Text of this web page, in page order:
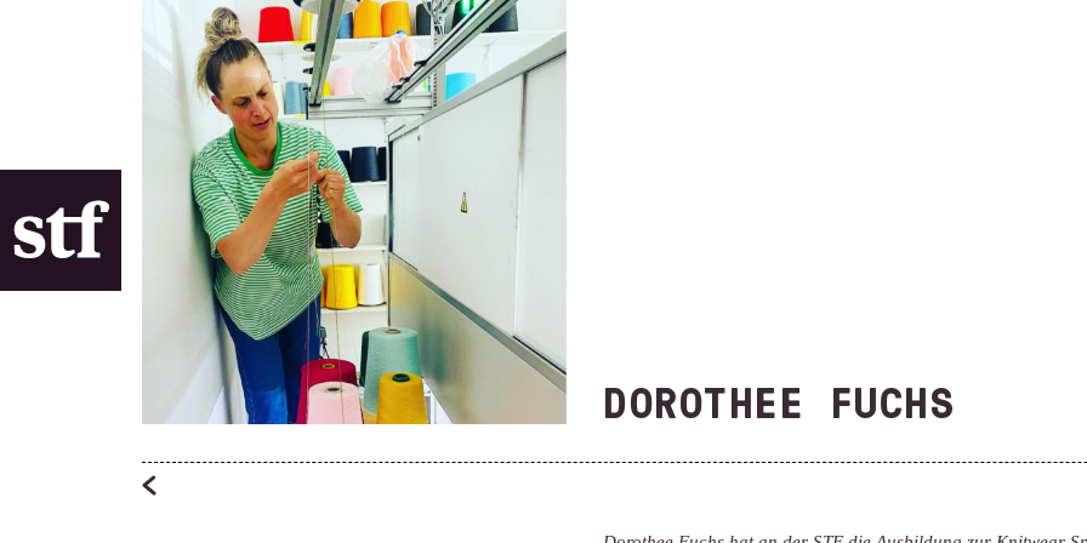
DOROTHEE FUCHS